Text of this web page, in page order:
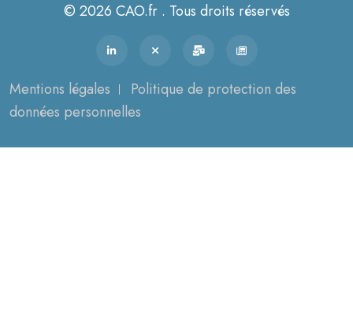
© 2026 CAO.fr . Tous droits réservés
Mentions légales
Politique de protection des
données personnelles